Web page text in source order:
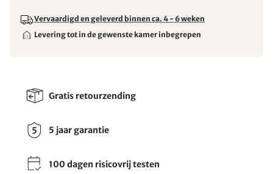
Vervaardigd en geleverd binnen ca. 4 - 6 weken
Levering tot in de gewenste kamer inbegrepen
Gratis retourzending
5 jaar garantie
100 dagen risicovrij testen